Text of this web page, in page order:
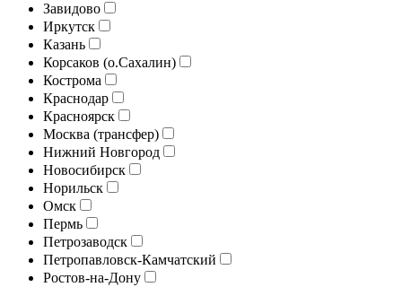
Завидово
Иркутск
Казань
Корсаков (о.Сахалин)
Кострома
Краснодар
Красноярск
Москва (трансфер)
Нижний Новгород
Новосибирск
Норильск
Омск
Пермь
Петрозаводск
Петропавловск-Камчатский
Ростов-на-Дону